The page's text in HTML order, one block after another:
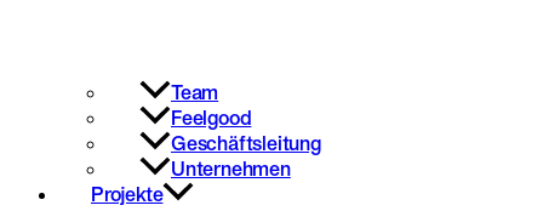
Team
Feelgood
Geschäftsleitung
Unternehmen
Projekte